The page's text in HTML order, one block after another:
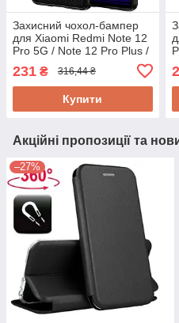
Захисний чохол-бампер
для Xiaomi Redmi Note 12
Pro 5G / Note 12 Pro Plus /
231 ₴ 316,44 ₴
Купити
Акційні пропозиції та
–27%